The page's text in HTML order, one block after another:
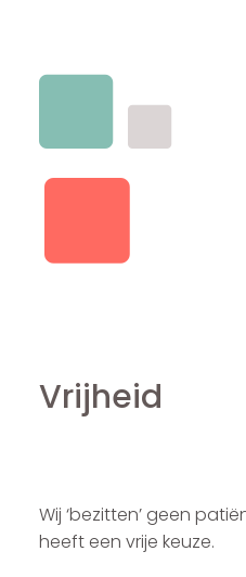
Vrijheid
Wij ‘bezitten’ geen
heeft een vrije keuze.